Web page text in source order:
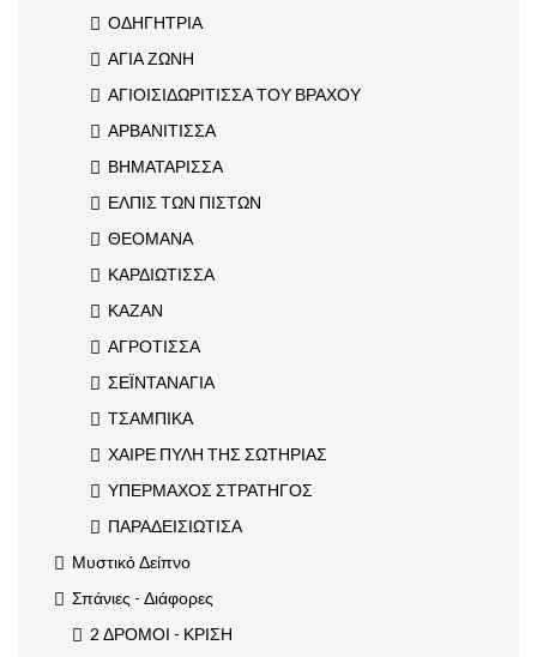
ΟΔΗΓΗΤΡΙΑ
ΑΓΙΑ ΖΩΝΗ
ΑΓΙΟΙΣΙΔΩΡΙΤΙΣΣΑ ΤΟΥ ΒΡΑΧΟΥ
ΑΡΒΑΝΙΤΙΣΣΑ
ΒΗΜΑΤΑΡΙΣΣΑ
ΕΛΠΙΣ ΤΩΝ ΠΙΣΤΩΝ
ΘΕΟΜΑΝΑ
ΚΑΡΔΙΩΤΙΣΣΑ
ΚΑΖΑΝ
ΑΓΡΟΤΙΣΣΑ
ΣΕΪΝΤΑΝΑΓΙΑ
ΤΣΑΜΠΙΚΑ
ΧΑΙΡΕ ΠΥΛΗ ΤΗΣ ΣΩΤΗΡΙΑΣ
ΥΠΕΡΜΑΧΟΣ ΣΤΡΑΤΗΓΟΣ
ΠΑΡΑΔΕΙΣΙΩΤΙΣΑ
Μυστικό Δείπνο
Σπάνιες - Διάφορες
2 ΔΡΟΜΟΙ - ΚΡΙΣΗ